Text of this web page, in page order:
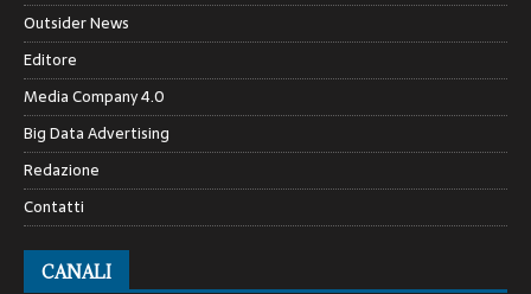
Outsider News
Editore
Media Company 4.0
Big Data Advertising
Redazione
Contatti
CANALI